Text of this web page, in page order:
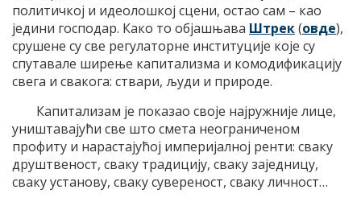
политичкој и идеолошкој сцени, остао сам – као
једини господар. Како то објашњава Штрек(овде),
срушене су све регулаторне институције које су
спутавале ширење капитализма и комодификацију
свега и свакога: ствари, људи и природе.
Капитализам је показао своје најружније лице,
уништавајући све што смета неограниченом
профиту и нарастајућој империјалној ренти: сваку
друштвеност, сваку традицију, сваку заједницу,
сваку установу, сваку сувереност, сваку личност…